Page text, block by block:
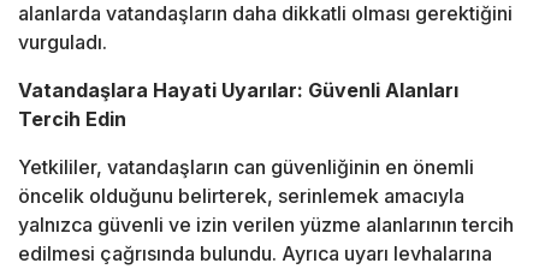
alanlarda vatandaşların daha dikkatli olması gerektiğini
vurguladı.
Vatandaşlara Hayati Uyarılar: Güvenli Alanları
Tercih Edin
Yetkililer, vatandaşların can güvenliğinin en önemli
öncelik olduğunu belirterek, serinlemek amacıyla
yalnızca güvenli ve izin verilen yüzme alanlarının tercih
edilmesi çağrısında bulundu. Ayrıca uyarı levhalarına